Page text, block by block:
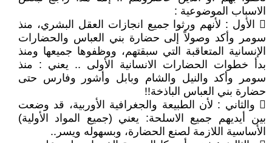
الاسباب الموضوعية :
 الأول : لأنهم ورثوا جميع انجازات العقل البشري، منذ
سومر وأكد وصولاً إلى حضارة بني العباس والحضارات
الإنسانية المتعاقبة التي سبقتهم، ووظفوها جميعها ومنذ
بدأ خطوات الحضارات الانسانية الأولى .. يعني : منذ
سومر وأكد والنيل والشام وبابل وأشور وفارس حتى
حضارة بني العباس الباذخة!!
 والثاني : لأن الطبيعة والجغرافية الأوربية، قد وضعت
بين أيديهم جميع الاسلحة: يعني (جميع المواد الأولية)
الأساسية اللازمة لصنع الحضارة، وبسهوله ويسر..